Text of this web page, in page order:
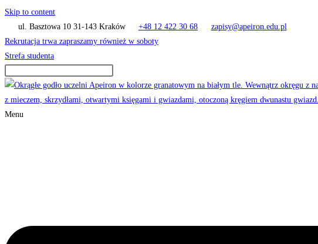
Skip to content
ul. Basztowa 10 31-143 Kraków
+48 12 422 30 68
zapisy@apeiron.edu.pl
Rekrutacja trwa zapraszamy również w soboty
Strefa studenta
Menu